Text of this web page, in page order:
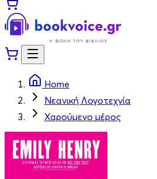
Home
Νεανική Λογοτεχνία
Χαρούμενο μέρος